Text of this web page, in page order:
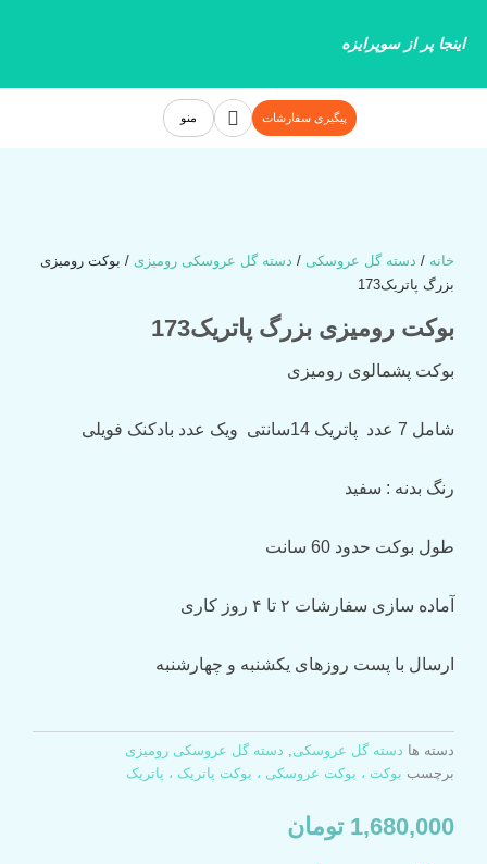
اینجا پر از سوپرایزه
پیگیری سفارشات جستجو
منو
خانه / دسته گل عروسکی / دسته گل عروسکی رومیزی / بوکت رومیزی
بزرگ پاتریک173
بوکت رومیزی بزرگ پاتریک173
بوکت پشمالوی رومیزی
شامل دد پاتریک سانتی و‌یک عدد بادکنک فویلی
رنگ بدنه : سفید
طول بوکت حدود سانت
آماده سازی سفارشات ۲ تا ۴ روز کاری
ارسال با پست روزهای یکشنبه و چهارشنبه
دسته ها دسته گل عروسکی, دسته گل عروسکی رومیزی
برچسب بوکت ، بوکت عروسکی ، بوکت پاتریک ، پاتریک
1,680,000 تومان